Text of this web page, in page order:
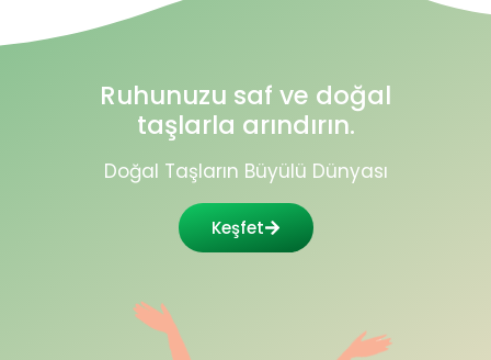
Ruhunuzu saf ve doğal
taşlarla arındırın.
Doğal Taşların Büyülü Dünyası
Keşfet